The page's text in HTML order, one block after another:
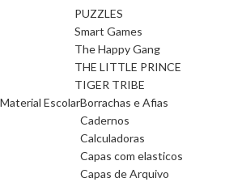
PUZZLES
Smart Games
The Happy Gang
THE LITTLE PRINCE
TIGER TRIBE
Material EscolarBorrachas e Afias
Cadernos
Calculadoras
Capas com elasticos
Capas de Arquivo